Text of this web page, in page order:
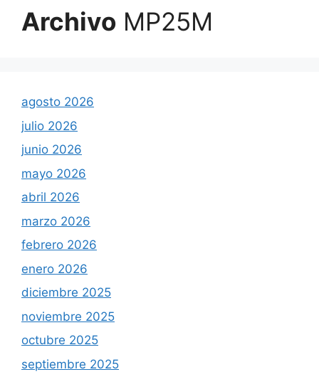
Archivo MP25M
agosto 2026
julio 2026
junio 2026
mayo 2026
abril 2026
marzo 2026
febrero 2026
enero 2026
diciembre 2025
noviembre 2025
octubre 2025
septiembre 2025